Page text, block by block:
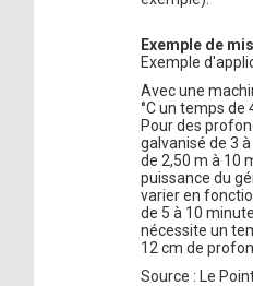
Exemple de
Exemple
Avec une
°C un temps
Pour des
galvanisé de 3
de 2,50 m à 10
puissance du
varier en
de 5 à 10
nécessite un
12 cm de
Source : Le